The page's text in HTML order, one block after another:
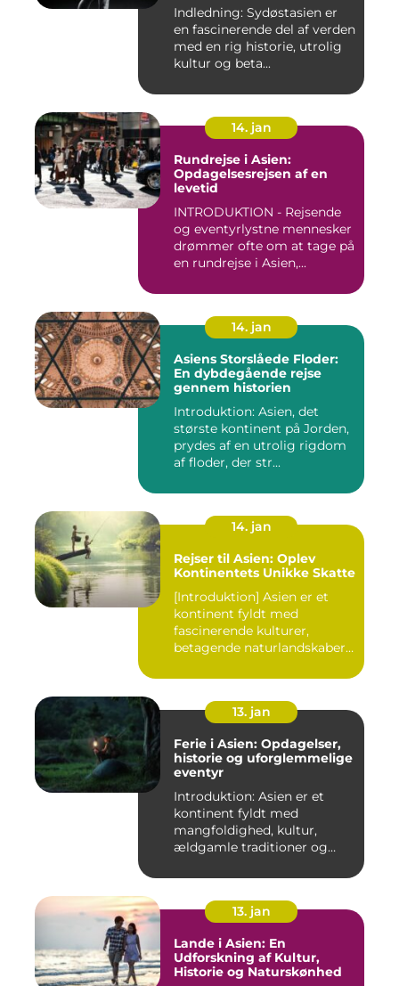
Indledning: Sydøstasien er
en fascinerende del af verden
med en rig historie, utrolig
kultur og beta...
14. jan
Rundrejse i Asien:
Opdagelsesrejsen af en
levetid
INTRODUKTION - Rejsende
og eventyrlystne mennesker
drømmer ofte om at tage på
en rundrejse i Asien,...
14. jan
Asiens Storslåede Floder:
En dybdegående rejse
gennem historien
Introduktion: Asien, det
største kontinent på Jorden,
prydes af en utrolig rigdom
af floder, der str...
14. jan
Rejser til Asien: Oplev
Kontinentets Unikke Skatte
[Introduktion] Asien er et
kontinent fyldt med
fascinerende kulturer,
betagende naturlandskaber
13. jan
Ferie i Asien: Opdagelser,
historie og uforglemmelige
eventyr
Introduktion: Asien er et
kontinent fyldt med
mangfoldighed, kultur,
ældgamle traditioner og
13. jan
Lande i Asien: En
Udforskning af Kultur,
Historie og Naturskønhed